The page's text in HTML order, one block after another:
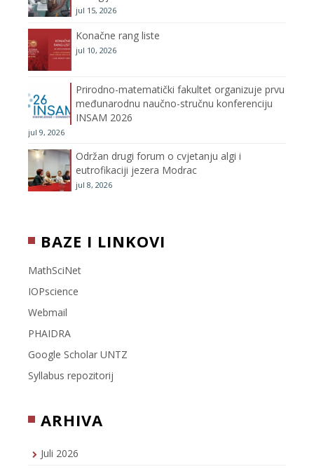
e
jul 15, 2026
Konačne rang liste
jul 10, 2026
Prirodno-matematički fakultet organizuje prvu
međunarodnu naučno-stručnu konferenciju
INSAM 2026
jul 9, 2026
Održan drugi forum o cvjetanju algi i
eutrofikaciji jezera Modrac
jul 8, 2026
BAZE I LINKOVI
MathSciNet
IOPscience
Webmail
PHAIDRA
Google Scholar UNTZ
Syllabus repozitorij
ARHIVA
Juli 2026